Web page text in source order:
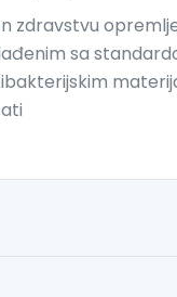
zdravstvu
sa